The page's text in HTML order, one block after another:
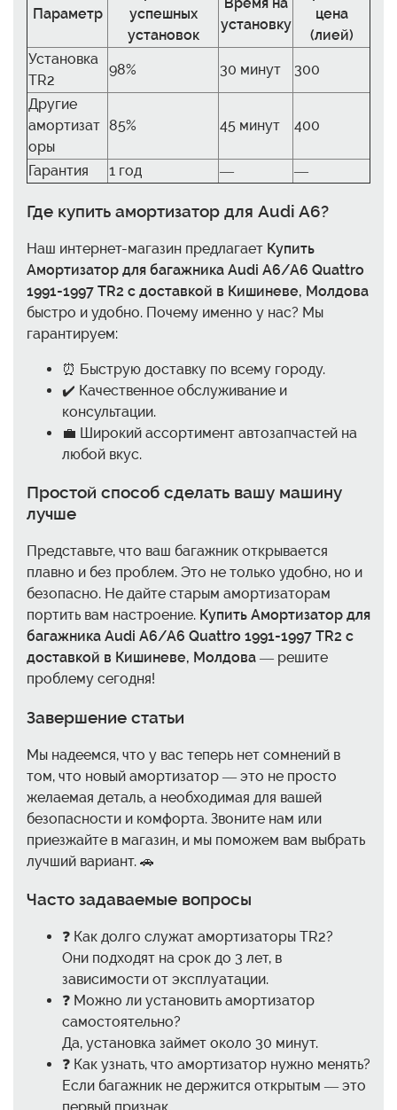
Параметр
успешных
установок
установку
цена
(лией)
Установка
TR2
98% 30 минут 300
Другие
амортизат
оры
85% 45 минут 400
Гарантия 1 год — —
Где купить амортизатор для Audi A6?
Наш интернет-магазин предлагает Купить
Амортизатор для багажника Audi A6/A6 Quattro
1991-1997 TR2 с доставкой в Кишиневе, Молдова
быстро и удобно. Почему именно у нас? Мы
гарантируем:
⏰ Быструю доставку по всему городу.
✔️ Качественное обслуживание и
консультации.
💼 Широкий ассортимент автозапчастей на
любой вкус.
Простой способ сделать вашу машину
лучше
Представьте, что ваш багажник открывается
плавно и без проблем. Это не только удобно, но и
безопасно. Не дайте старым амортизаторам
портить вам настроение. Купить Амортизатор для
багажника Audi A6/A6 Quattro 1991-1997 TR2 с
доставкой в Кишиневе, Молдова — решите
проблему сегодня!
Завершение статьи
Мы надеемся, что у вас теперь нет сомнений в
том, что новый амортизатор — это не просто
желаемая деталь, а необходимая для вашей
безопасности и комфорта. Звоните нам или
приезжайте в магазин, и мы поможем вам выбрать
лучший вариант. 🚗
Часто задаваемые вопросы
❓ Как долго служат амортизаторы TR2?
Они подходят на срок до 3 лет, в
зависимости от эксплуатации.
❓ Можно ли установить амортизатор
самостоятельно?
Да, установка займет около 30 минут.
❓ Как узнать, что амортизатор нужно менять?
Если багажник не держится открытым — это